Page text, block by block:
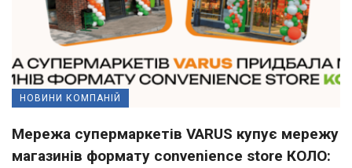
НОВИНИ КОМПАНІЙ
Мережа супермаркетів VARUS купує мережу
магазинів формату convenience store КОЛО: